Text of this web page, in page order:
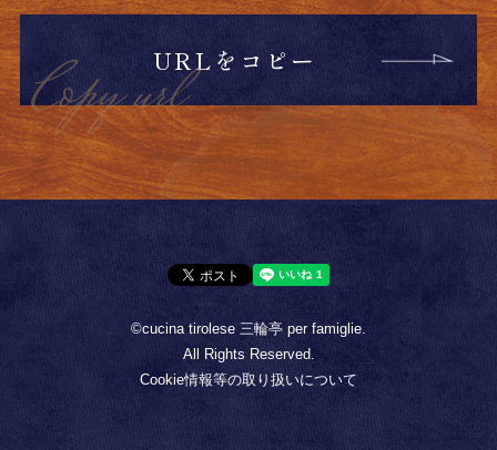
URLをコピー
©cucina tirolese 三輪亭 per famiglie.
All Rights Reserved.
Cookie情報等の取り扱いについて